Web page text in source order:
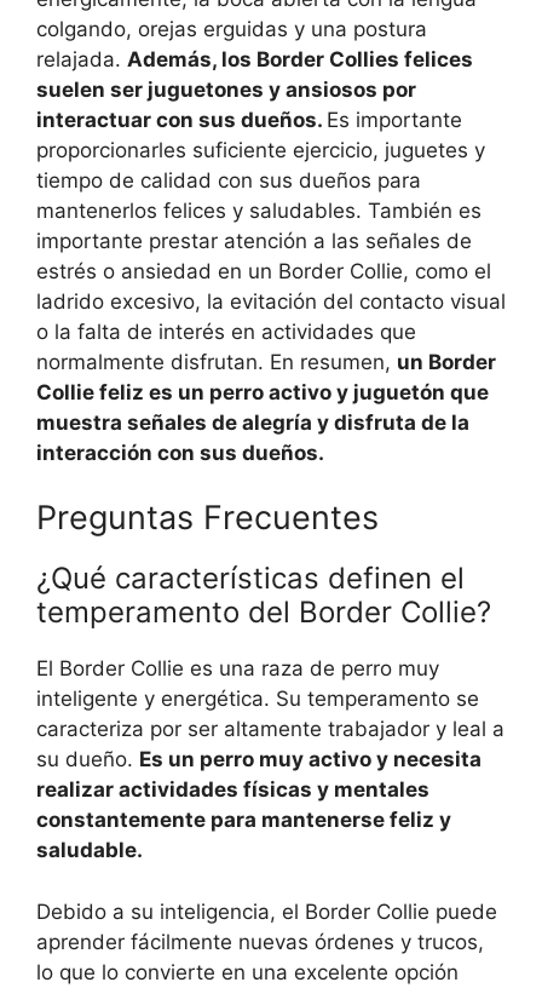
colgando, orejas erguidas y una postura
relajada. Además, los Border Collies felices
suelen ser juguetones y ansiosos por
interactuar con sus dueños. Es importante
proporcionarles suficiente ejercicio, juguetes y
tiempo de calidad con sus dueños para
mantenerlos felices y saludables. También es
importante prestar atención a las señales de
estrés o ansiedad en un Border Collie, como el
ladrido excesivo, la evitación del contacto visual
o la falta de interés en actividades que
normalmente disfrutan. En resumen, un Border
Collie feliz es un perro activo y juguetón que
muestra señales de alegría y disfruta de la
interacción con sus dueños.
Preguntas Frecuentes
¿Qué características definen el
temperamento del Border Collie?
El Border Collie es una raza de perro muy
inteligente y energética. Su temperamento se
caracteriza por ser altamente trabajador y leal a
su dueño. Es un perro muy activo y necesita
realizar actividades físicas y mentales
constantemente para mantenerse feliz y
saludable.
Debido a su inteligencia, el Border Collie puede
aprender fácilmente nuevas órdenes y trucos,
lo que lo convierte en una excelente opción